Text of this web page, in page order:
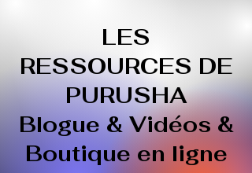
LES
RESSOURCES DE
PURUSHA
Blogue & Vidéos &
Boutique en ligne